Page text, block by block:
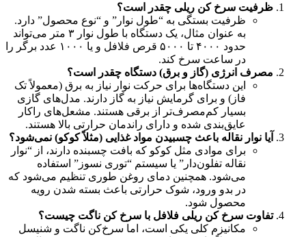
ظرفیت سرخ کن ریلی چقدر است؟
ظرفیت بستگی به “طول نوار” و “نوع محصول” دارد.
به عنوان مثال، یک دستگاه با طول نوار ۳ متر می‌تواند
حدود ۴۰۰۰ تا ۵۰۰۰ قرص فلافل و یا ۱۰۰۰ عدد برگر را
در ساعت سرخ کند.
مصرف انرژی (گاز و برق) دستگاه چقدر است؟
این دستگاه‌ها برای حرکت نوار نیاز به برق (معمولاً تک
فاز) و برای گرمایش نیاز به گاز دارند. مدل‌های گازی
بسیار کم‌مصرف‌تر از برقی هستند. مشعل‌های راکار
عایق‌بندی شده و دارای راندمان حرارتی بالا هستند.
آیا نوار نقاله باعث چسبیدن مواد غذایی (مثلاً کوکو) نمی‌شود؟
برای موادی مثل کوکو که بافت چسبنده دارند، از “نوار
نقاله تفلون‌دار” یا سیستم “توری نسوز” استفاده
می‌شود. همچنین دمای روغن طوری تنظیم می‌شود که
در بدو ورود، شوک حرارتی باعث بسته شدن رویه
محصول شود.
تفاوت سرخ کن ریلی فلافل با سرخ کن ناگت چیست؟
مکانیزم کلی یکی است، اما سرخ‌کن ناگت و شنیسل